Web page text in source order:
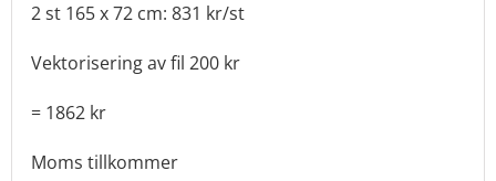
2 st 165 x 72 cm: 831 kr/st
Vektorisering av fil 200 kr
= 1862 kr
Moms tillkommer